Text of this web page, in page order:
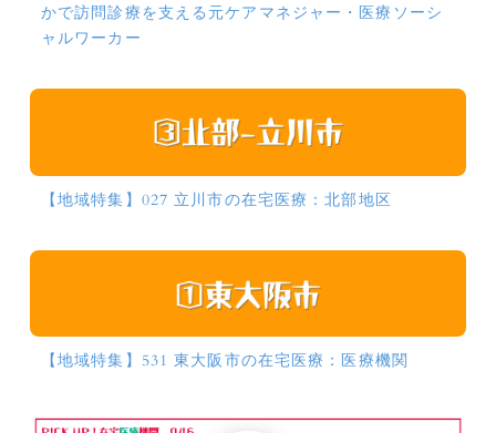
かで訪問診療を支える元ケアマネジャー・医療ソーシ
ャルワーカー
【地域特集】027 立川市の在宅医療：北部地区
【地域特集】531 東大阪市の在宅医療：医療機関